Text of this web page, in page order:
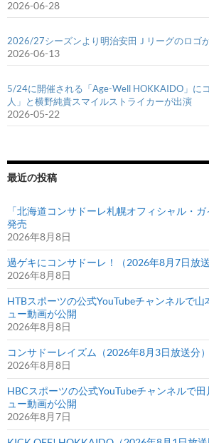
2026-06-28
2026/27シーズンより明治安田Ｊリーグのロゴ
2026-06-13
5/24に開催される「Age-Well HOKKAIDO」に
人」と横野純貴スマイルストライカーが出演
2026-05-22
最近の投稿
「北海道コンサドーレ札幌オフィシャル・
発売
2026年8月8日
過ゲキにコンサドーレ！（2026年8月7日放送
2026年8月8日
HTBスポーツの公式YouTubeチャンネルで
ュー動画が公開
2026年8月8日
コンサドーレイズム（2026年8月3日放送分）
2026年8月8日
HBCスポーツの公式YouTubeチャンネルで
ュー動画が公開
2026年8月7日